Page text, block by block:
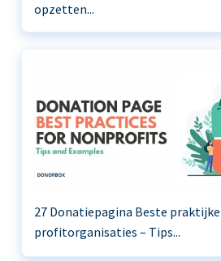
opzetten...
27 Donatiepagina Beste
profitorganisaties – Tips...